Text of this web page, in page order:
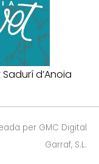
d’Anoia
per GMC Digital
Garraf, S.L.